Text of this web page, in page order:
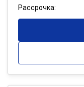
Рассрочка: